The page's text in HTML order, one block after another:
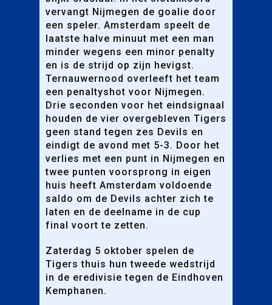
vervangt Nijmegen de goalie door
een speler. Amsterdam speelt de
laatste halve minuut met een man
minder wegens een minor penalty
en is de strijd op zijn hevigst.
Ternauwernood overleeft het team
een penaltyshot voor Nijmegen.
Drie seconden voor het eindsignaal
houden de vier overgebleven Tigers
geen stand tegen zes Devils en
eindigt de avond met 5-3. Door het
verlies met een punt in Nijmegen en
twee punten voorsprong in eigen
huis heeft Amsterdam voldoende
saldo om de Devils achter zich te
laten en de deelname in de cup
final voort te zetten.
Zaterdag 5 oktober spelen de
Tigers thuis hun tweede wedstrijd
in de eredivisie tegen de Eindhoven
Kemphanen.